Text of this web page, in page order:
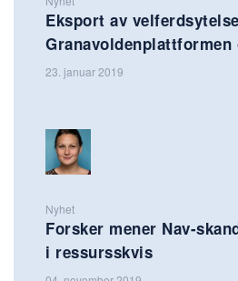
Eksport av
Granavoldenplattformen
23. januar 2019
Nyhet
Forsker mener Nav-
i ressursskvis